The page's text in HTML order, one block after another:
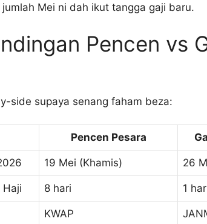
jumlah Mei ni dah ikut tangga gaji baru.
Pencen vs
side supaya senang faham beza:
Pencen Pesara
19 Mei (Khamis) 26
Haji 8 hari 1
KWAP